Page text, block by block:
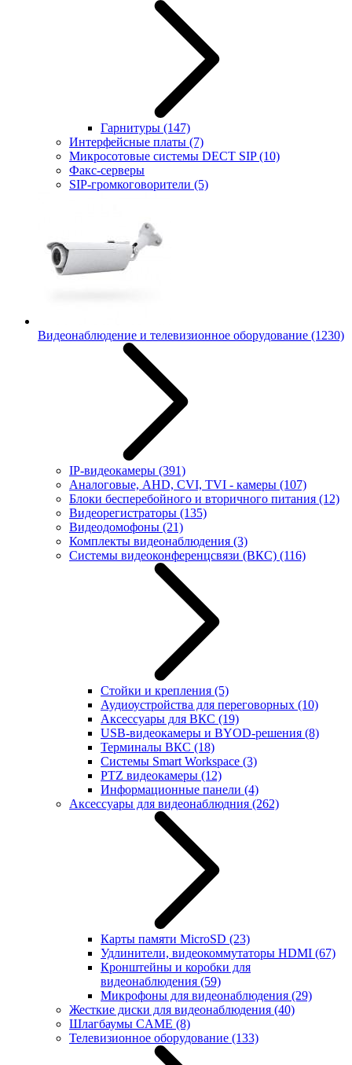
Гарнитуры (147)
Интерфейсные платы (7)
Микросотовые системы DECT SIP(10)
Факс-серверы
SIP-громкоговорители (5)
Видеонаблюдение и телевизионное оборудование (1230)
IP-видеокамеры (391)
Аналоговые, AHD, CVI, TVI - камеры (107)
Блоки бесперебойного и вторичного питания (12)
Видеорегистраторы (135)
Видеодомофоны (21)
Комплекты видеонаблюдения (3)
Системы видеоконференцсвязи (ВКС) (116)
Стойки и крепления (5)
Аудиоустройства для переговорных (10)
Аксессуары для ВКС (19)
USB-видеокамеры и BYOD-решения (8)
Терминалы ВКС (18)
Системы Smart Workspace (3)
PTZ видеокамеры (12)
Информационные панели (4)
Аксессуары для видеонаблюдния (262)
Карты памяти MicroSD (23)
Удлинители, видеокоммутаторы HDMI (67)
Кронштейны и коробки для
видеонаблюдения (59)
Микрофоны для видеонаблюдения (29)
Жесткие диски для видеонаблюдения (40)
Шлагбаумы CAME (8)
Телевизионное оборудование (133)